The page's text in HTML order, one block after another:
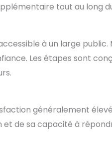
tout au long
à un large public.
Les étapes sont
généralement
et de sa capacité à